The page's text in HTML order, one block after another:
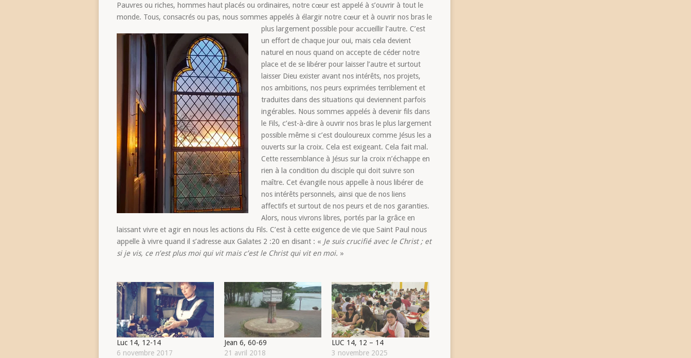
Pauvres ou riches, hommes haut placés ou ordinaires, notre cœur est appelé à s’ouvrir à tout le
monde. Tous, consacrés ou pas, nous sommes appelés à élargir notre cœur et à ouvrir nos bras le
plus largement possible pour accueillir l’autre. C’est
un effort de chaque jour oui, mais cela devient
naturel en nous quand on accepte de céder notre
place et de se libérer pour laisser l’autre et surtout
laisser Dieu exister avant nos intérêts, nos projets,
nos ambitions, nos peurs exprimées terriblement et
traduites dans des situations qui deviennent parfois
ingérables. Nous sommes appelés à devenir fils dans
le Fils, c’est-à-dire à ouvrir nos bras le plus largement
possible même si c’est douloureux comme Jésus les a
ouverts sur la croix. Cela est exigeant. Cela fait mal.
Cette ressemblance à Jésus sur la croix n’échappe en
rien à la condition du disciple qui doit suivre son
maître. Cet évangile nous appelle à nous libérer de
nos intérêts personnels, ainsi que de nos liens
affectifs et surtout de nos peurs et de nos garanties.
Alors, nous vivrons libres, portés par la grâce en
laissant vivre et agir en nous les actions du Fils. C’est à cette exigence de vie que Saint Paul nous
appelle à vivre quand il s’adresse aux Galates 2 :20 en disant : « Je suis crucifié avec le Christ ; et
si je vis, ce n’est plus moi qui vit mais c’est le Christ qui vit en moi. »
Luc 14, 12-14
6 novembre 2017
Jean 6, 60-69
21 avril 2018
LUC 14, 12 – 14
3 novembre 2025